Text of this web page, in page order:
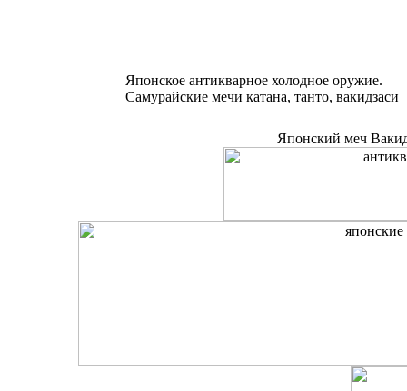
Японское антикварное холодное оружие.
Самурайские мечи катана, танто, вакидзаси
Японский меч